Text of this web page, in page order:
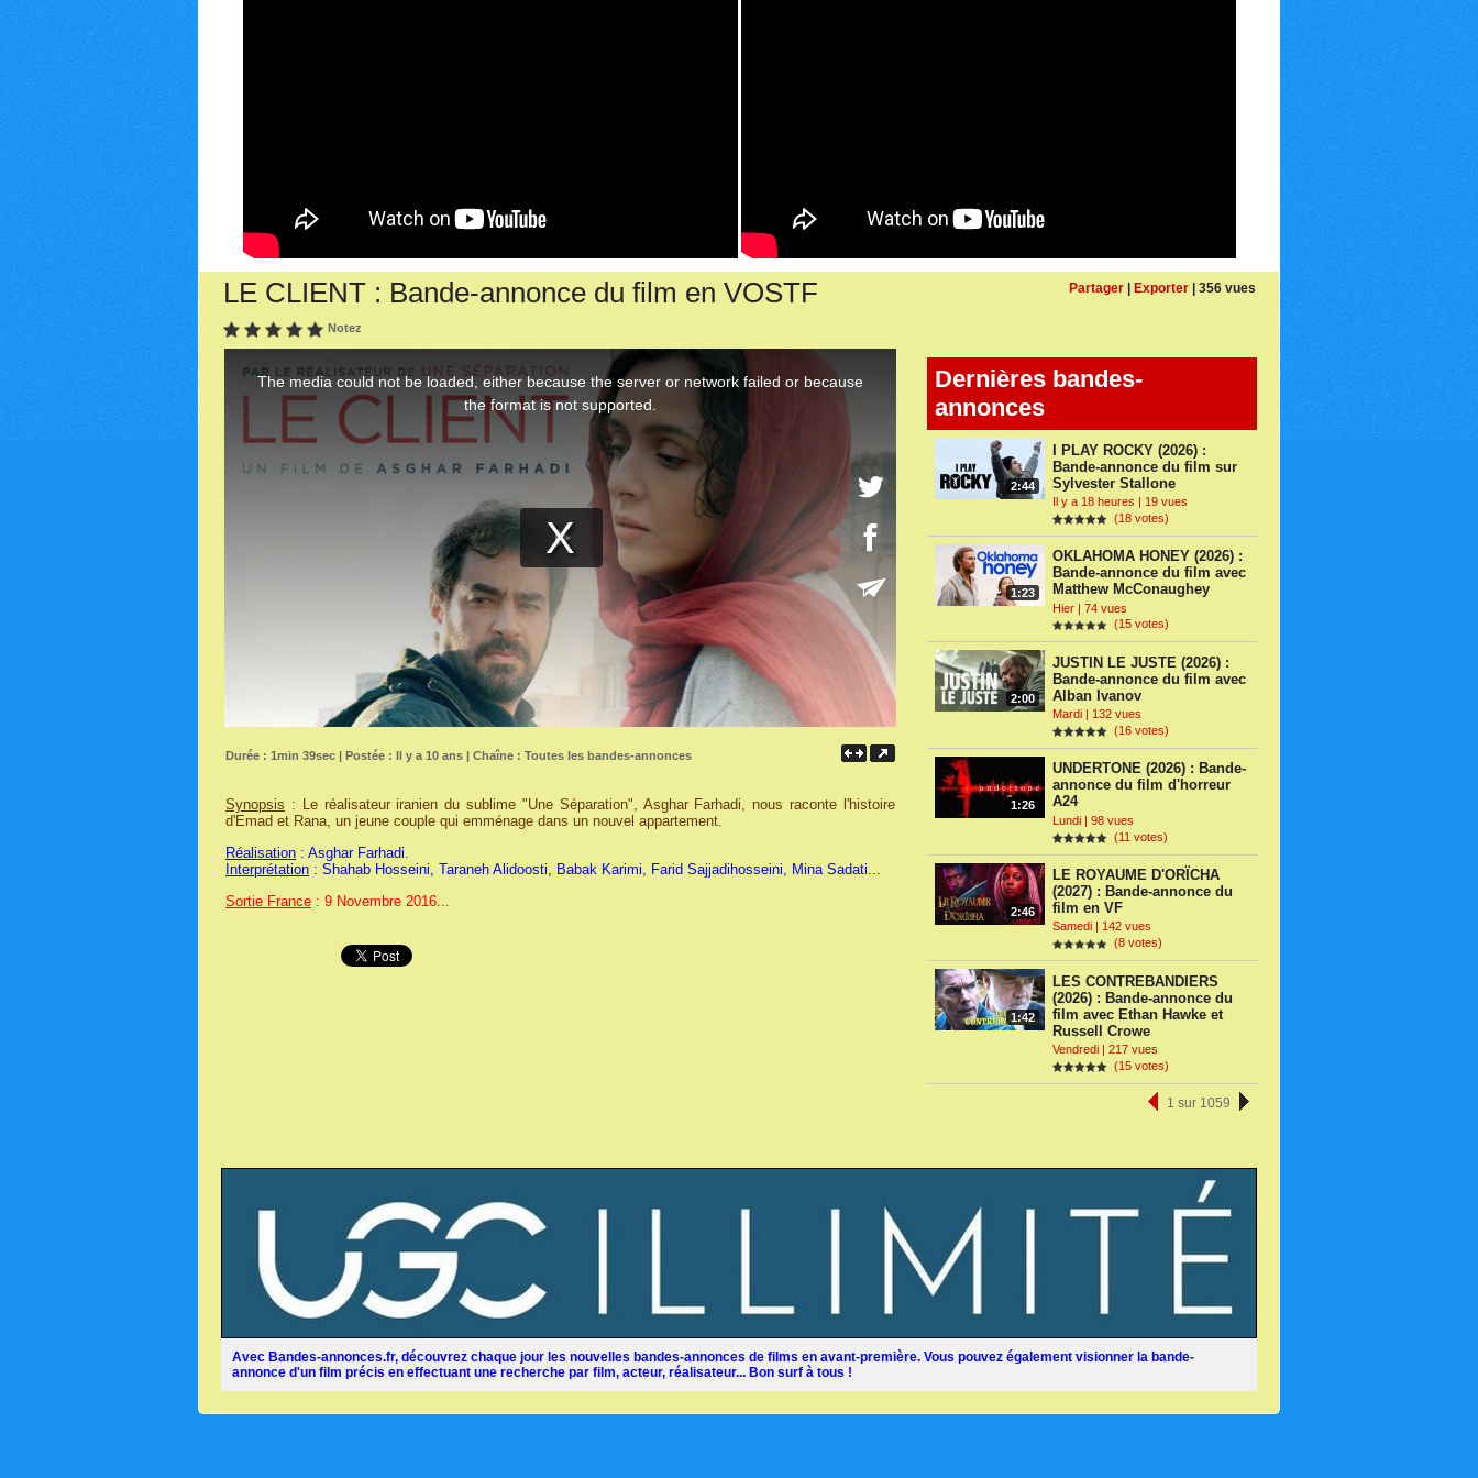
Partager | Exporter | 356 vues
LE CLIENT : Bande-annonce du film en VOSTF
Notez
Dernières bandes-
annonces
2:44
I PLAY ROCKY (2026) :
Bande-annonce du film sur
Sylvester Stallone
Il y a 18 heures | 19 vues
(18 votes)
1:23
OKLAHOMA HONEY (2026) :
Bande-annonce du film avec
Matthew McConaughey
Hier | 74 vues
(15 votes)
2:00
JUSTIN LE JUSTE (2026) :
Bande-annonce du film avec
Alban Ivanov
Mardi | 132 vues
(16 votes)
1:26
UNDERTONE (2026) : Bande-
annonce du film d'horreur
A24
Lundi | 98 vues
(11 votes)
2:46
LE ROYAUME D'ORÏCHA
(2027) : Bande-annonce du
film en VF
Samedi | 142 vues
(8 votes)
1:42
LES CONTREBANDIERS
(2026) : Bande-annonce du
film avec Ethan Hawke et
Russell Crowe
Vendredi | 217 vues
(15 votes)
1 sur 1059
Durée : 1min 39sec | Postée : Il y a 10 ans | Chaîne : Toutes les bandes-annonces
Synopsis : Le réalisateur iranien du sublime "Une Séparation", Asghar Farhadi, nous raconte l'histoire
d'Emad et Rana, un jeune couple qui emménage dans un nouvel appartement.
Réalisation : Asghar Farhadi.
Interprétation : Shahab Hosseini, Taraneh Alidoosti, Babak Karimi, Farid Sajjadihosseini, Mina Sadati...
Sortie France : 9 Novembre 2016...
Avec Bandes-annonces.fr, découvrez chaque jour les nouvelles bandes-annonces de films en avant-première. Vous pouvez également visionner la bande-
annonce d'un film précis en effectuant une recherche par film, acteur, réalisateur... Bon surf à tous !